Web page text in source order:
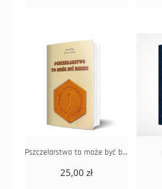
Pszczelarstwo to może być biznes
25,00 zł